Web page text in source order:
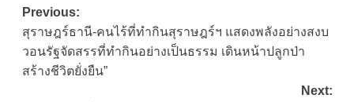
Post
navigation
Previous:
สุราษฎร์ธานี-คนไร้ที่ทำกินสุราษฎร์ฯ แสดงพลังอย่างสงบ
วอนรัฐจัดสรรที่ทำกินอย่างเป็นธรรม เดินหน้าปลูกป่า
สร้างชีวิตยั่งยืน”
Next: